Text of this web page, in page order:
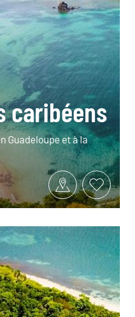
caribéens
Guadeloupe et à la